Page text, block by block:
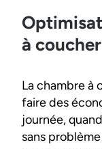
à coucher
La chambre à
faire des
journée,
sans problème